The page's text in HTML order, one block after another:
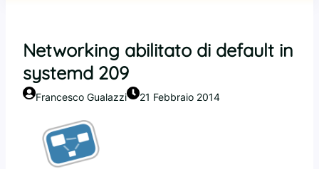
Networking abilitato di default in
systemd 209
Francesco Gualazzi 21 Febbraio 2014